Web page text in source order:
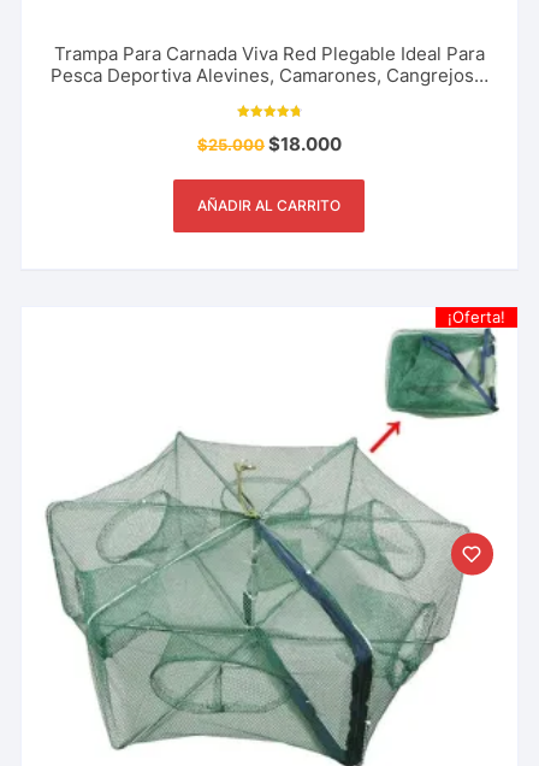
Trampa Para Carnada Viva Red Plegable Ideal Para
Pesca Deportiva Alevines, Camarones, Cangrejos y
con
4.83
$25.000$18.000
AÑADIR AL CARRITO
¡Oferta!